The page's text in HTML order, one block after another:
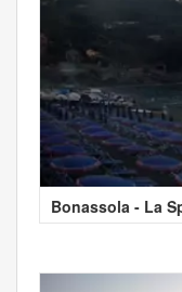
Bonassola - La